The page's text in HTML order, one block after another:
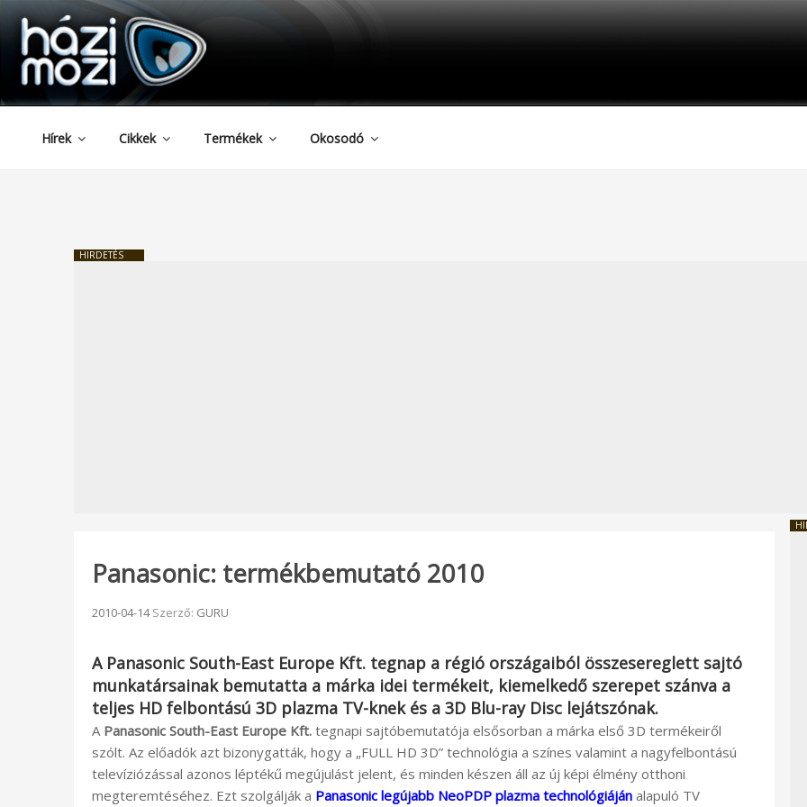
Tartalomhoz
HAZIMOZI
Hírek Cikkek Termékek Okosodó
HIRDETÉS
Panasonic: termékbemutató 2010
Beküldve:
2010-04-14Szerző: GURU
A Panasonic South-East Europe Kft. tegnap a régió országaiból összesereglett sajtó
munkatársainak bemutatta a márka idei termékeit, kiemelkedő szerepet szánva a
teljes HD felbontású 3D plazma TV-knek és a 3D Blu-ray Disc lejátszónak.
A Panasonic South-East Europe Kft. tegnapi sajtóbemutatója elsősorban a márka első 3D termékeiről
szólt. Az előadók azt bizonygatták, hogy a „FULL HD 3D” technológia a színes valamint a nagyfelbontású
televíziózással azonos léptékű megújulást jelent, és minden készen áll az új képi élmény otthoni
megteremtéséhez. Ezt szolgálják a Panasonic legújabb NeoPDP plazma technológiáján alapuló TV